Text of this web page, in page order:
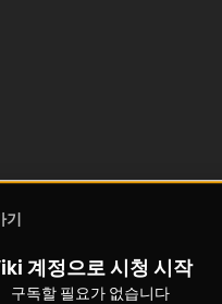
기
계정으로 시청 시작
구독할 필요가 없습니다